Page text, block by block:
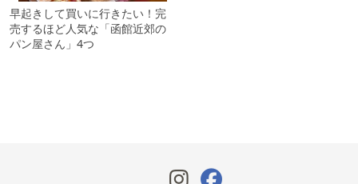
早起きして買いに行きたい！完
売するほど人気な「函館近郊の
パン屋さん」4つ